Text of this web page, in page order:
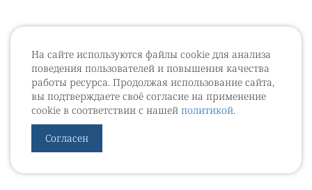
На сайте используются файлы cookie для анализа
поведения пользователей и повышения качества
работы ресурса. Продолжая использование сайта,
вы подтверждаете своё согласие на применение
cookie в соответствии с нашей политикой.
Согласен